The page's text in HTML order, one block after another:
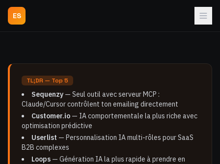
ES
TL;DR — Top 5
Sequenzy — Seul outil avec serveur MCP :
Claude/Cursor contrôlent ton emailing directement
Customer.io — IA comportementale la plus riche avec
optimisation prédictive
Userlist — Personnalisation IA multi-rôles pour SaaS
B2B complexes
Loops — Génération IA la plus rapide à prendre en